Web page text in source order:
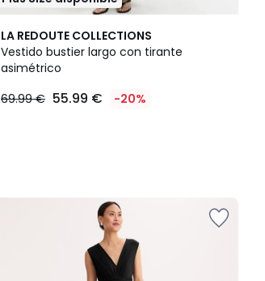
LA REDOUTE COLLECTIONS
Vestido bustier largo con tirante
asimétrico
69.99 € 55.99 € -20%